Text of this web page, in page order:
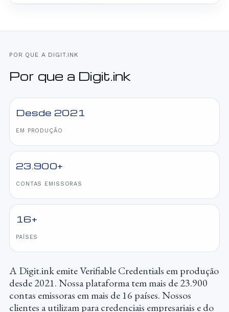
POR QUE A DIGIT.INK
Por que a Digit.ink
Desde 2021
EM PRODUÇÃO
23.900+
CONTAS EMISSORAS
16+
PAÍSES
A Digit.ink emite Verifiable Credentials em produção
desde 2021. Nossa plataforma tem mais de 23.900
contas emissoras em mais de 16 países. Nossos
clientes a utilizam para credenciais empresariais e do